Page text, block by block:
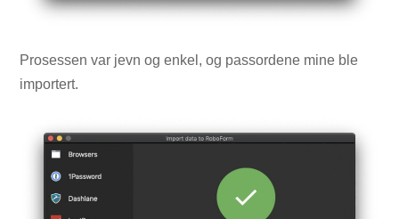
Prosessen var jevn og enkel, og passordene mine ble
importert.